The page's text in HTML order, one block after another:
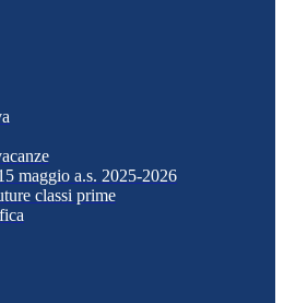
maggio a.s. 2025-2026
classi prime